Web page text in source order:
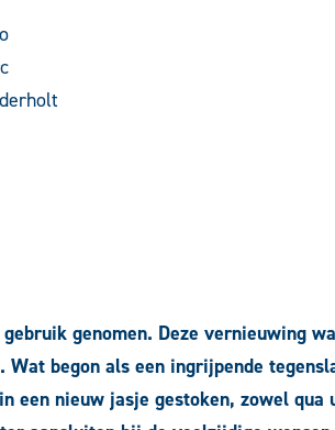
genomen. Deze vernieuwing
begon als een ingrijpende
een nieuw jasje gestoken, zowel